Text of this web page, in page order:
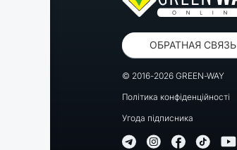
ОБРАТНАЯ СВЯЗЬ
© 2016-2026 GREEN-WAY
Політика конфіденційності
Угода підписника